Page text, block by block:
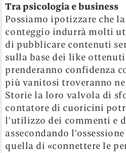
Tra psicologia e business
Possiamo ipotizzare che
conteggio indurrà molti
di pubblicare contenuti
sulla base dei like
prenderanno confidenza
più vanitosi troveranno
Storie la loro valvola di
contatore di cuoricini
l’utilizzo dei commenti e
assecondando
quella di «connettere le